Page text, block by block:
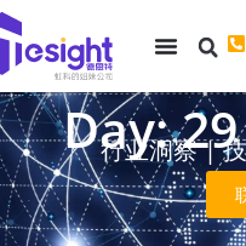
Day:
行业洞察 |